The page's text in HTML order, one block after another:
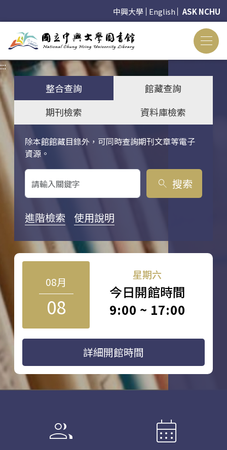
中興大學 English ASK NCHU
:::
整合查詢
館藏查詢
期刊檢索
資料庫檢索
除本館館藏目錄外，可同時查詢期刊文章等電子
資源。
關鍵字搜尋
search 搜索
進階檢索 使用說明
08月
08
星期六
今日開館時間
9:00 ~ 17:00
詳細開館時間
group calendar_month